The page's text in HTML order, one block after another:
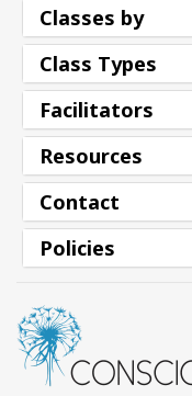
Classes by
Class Types
Facilitators
Resources
Contact
Policies